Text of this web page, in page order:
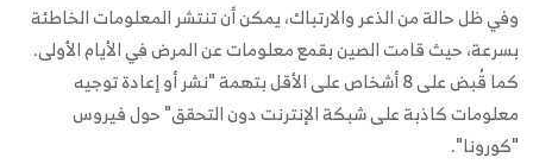
وفي ظل حالة من الذعر والارتباك، يمكن أن تنتشر المعلومات الخاطئة
بسرعة، حيث قامت الصين بقمع معلومات عن المرض في الأيام الأولى.
كما قُبض على 8 أشخاص على الأقل بتهمة "نشر أو إعادة توجيه
معلومات كاذبة على شبكة الإنترنت دون التحقق" حول فيروس
"كورونا".